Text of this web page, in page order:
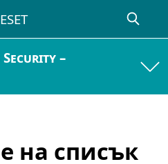
Security –
на списък